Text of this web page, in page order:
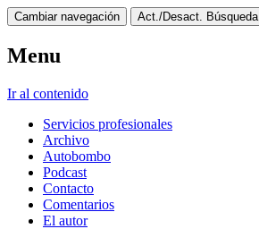
Cambiar navegación Act./Desact. Búsqueda
Menu
Ir al contenido
Servicios profesionales
Archivo
Autobombo
Podcast
Contacto
Comentarios
El autor